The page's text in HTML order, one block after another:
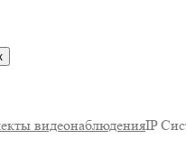
видеонаблюденияIP